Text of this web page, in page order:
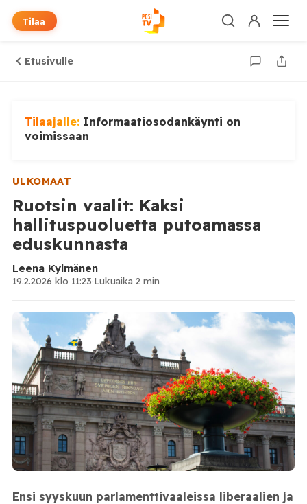
Tilaa
Etusivulle
Tilaajalle: Informaatiosodankäynti on
voimissaan
ULKOMAAT
Ruotsin vaalit: Kaksi
hallituspuoluetta putoamassa
eduskunnasta
Leena Kylmänen
19.2.2026 klo 11:23·Lukuaika 2 min
Ensi syyskuun parlamenttivaaleissa liberaalien ja